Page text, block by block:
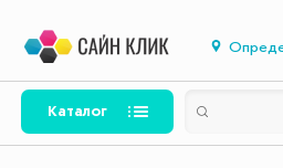
Каталог